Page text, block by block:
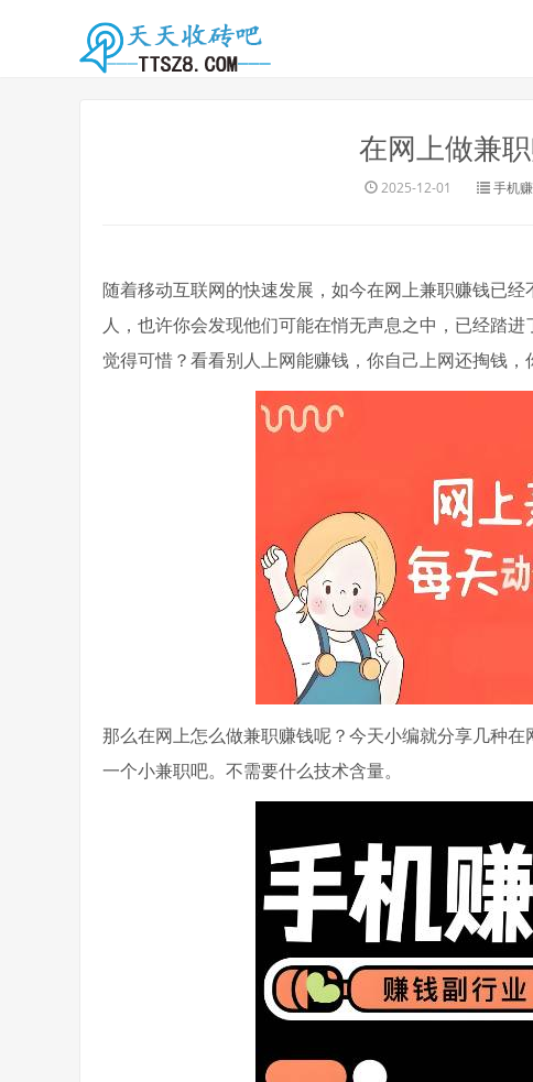
在网上做兼职
2025-12-01 手机
随着移动互联网的快速发展，如今在网上兼职赚钱已
人，也许你会发现他们可能在悄无声息之中，已经踏
觉得可惜？看看别人上网能赚钱，你自己上网还掏钱，
那么在网上怎么做兼职赚钱呢？今天小编就分享几种
一个小兼职吧。不需要什么技术含量。